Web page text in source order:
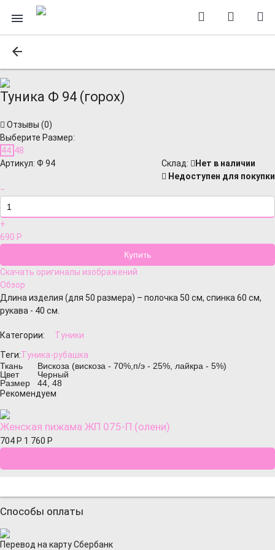
Туника Ф 94 (горох)
Отзывы (0)
Выберите Размер:
44 48
Артикул: Ф 94 Cклад:
Нет в наличии
Недоступен для покупки
−
+
690 Р
Скачать оригиналы изображений
Обзор
Длина изделия (для 50 размера) – полочка 50 см, спинка 60 см,
рукава - 40 см.
Категории:
Туники
Теги:Туника-рубашка
Ткань
Вискоза (вискоза - 70%,п/э - 25%, лайкра - 5%)
Цвет
Черный
Размер
44, 48
Рекомендуем
Женская пижама ЖП 075-П (олени)
704 Р 1 760 Р
Способы оплаты
Перевод на карту Сбербанк